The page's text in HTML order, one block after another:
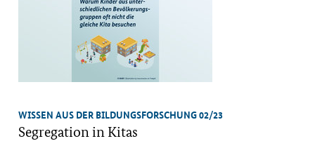
WISSEN AUS DER BILDUNGSFORSCHUNG 02/23
Segregation in Kitas